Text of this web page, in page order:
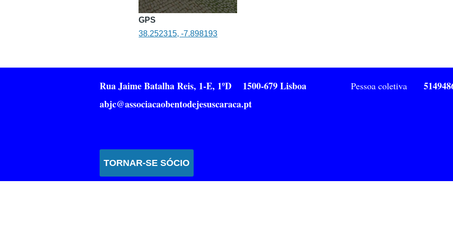
GPS
38.252315, -7.898193
Rua Jaime Batalha Reis, 1-E, 1ºD 1500-679 Lisboa Pessoa coletiva
abjc@associacaobentodejesuscaraca.pt
TORNAR-SE SÓCIO